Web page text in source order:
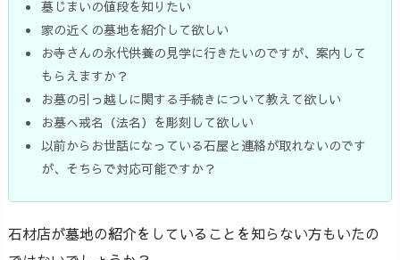
墓じまいの値段を知りたい
家の近くの墓地を紹介して欲しい
お寺さんの永代供養の見学に行きたいのですが、案内して
もらえますか？
お墓の引っ越しに関する手続きについて教えて欲しい
お墓へ戒名（法名）を彫刻して欲しい
以前からお世話になっている石屋と連絡が取れないのです
が、そちらで対応可能ですか？
石材店が墓地の紹介をしていることを知らない方もいたの